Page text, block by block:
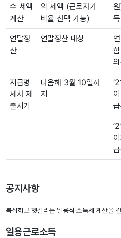
수 세액
계산
의 세액 (근로자가
비율 선택 가능)
연말정
산
연말정산 대상
지급명
세서 제
출시기
다음해 3월 10일까
지
공지사항
복잡하고 헷갈리는 일용직 소득세 계산을
일용근로소득